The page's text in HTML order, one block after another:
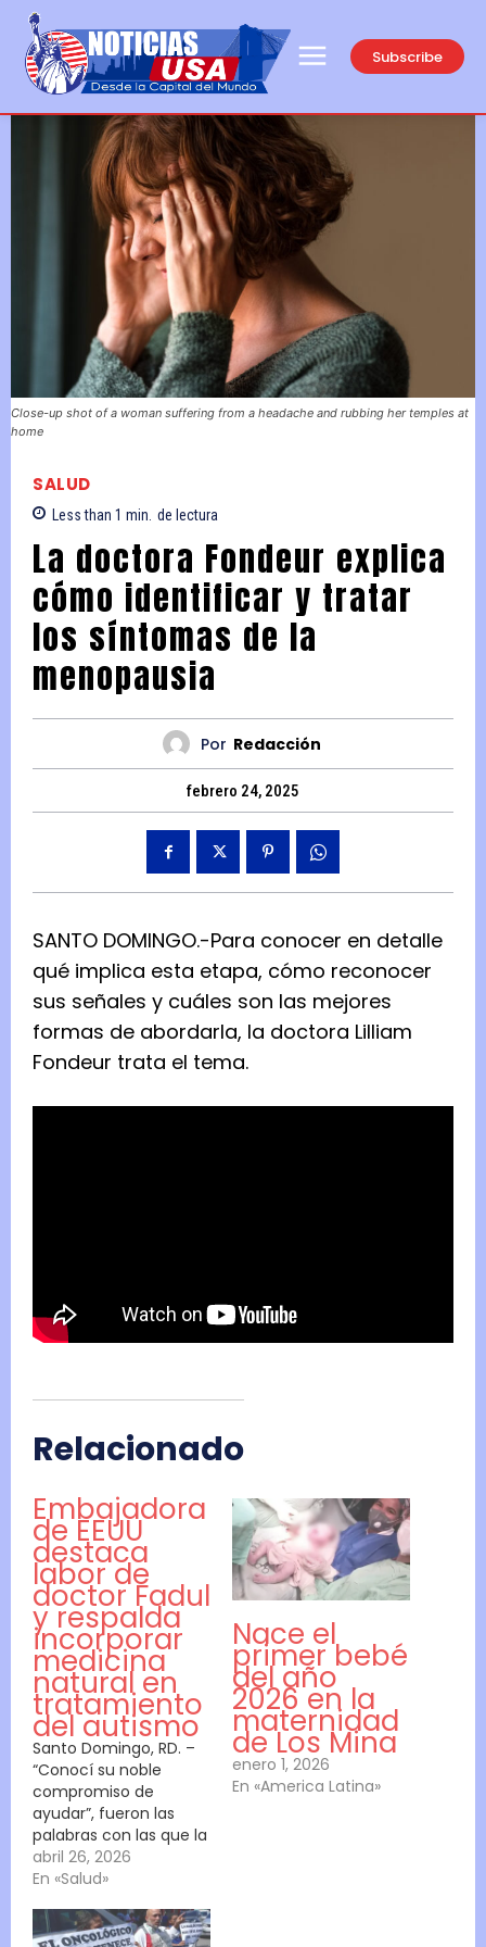
Subscribe
Close-up shot of a woman suffering from a headache and rubbing her temples at
home
SALUD
Less than 1 min. de lectura
La doctora Fondeur explica
cómo identificar y tratar
los síntomas de la
menopausia
Por Redacción
febrero 24, 2025
SANTO DOMINGO.-Para conocer en detalle
qué implica esta etapa, cómo reconocer
sus señales y cuáles son las mejores
formas de abordarla, la doctora Lilliam
Fondeur trata el tema.
Relacionado
Embajadora
de EEUU
destaca
labor de
doctor Fadul
y respalda
incorporar
medicina
natural en
tratamiento
del autismo
Santo Domingo, RD. –
“Conocí su noble
compromiso de
ayudar”, fueron las
palabras con las que la
embajadora de
Estados Unidos, Leah
médico internista José
abril 26, 2026
En «Salud»
Nace el
primer bebé
del año
2026 en la
maternidad
de Los Mina
enero 1, 2026
En «America Latina»